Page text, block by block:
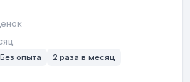
Без опыта
2 раза в месяц